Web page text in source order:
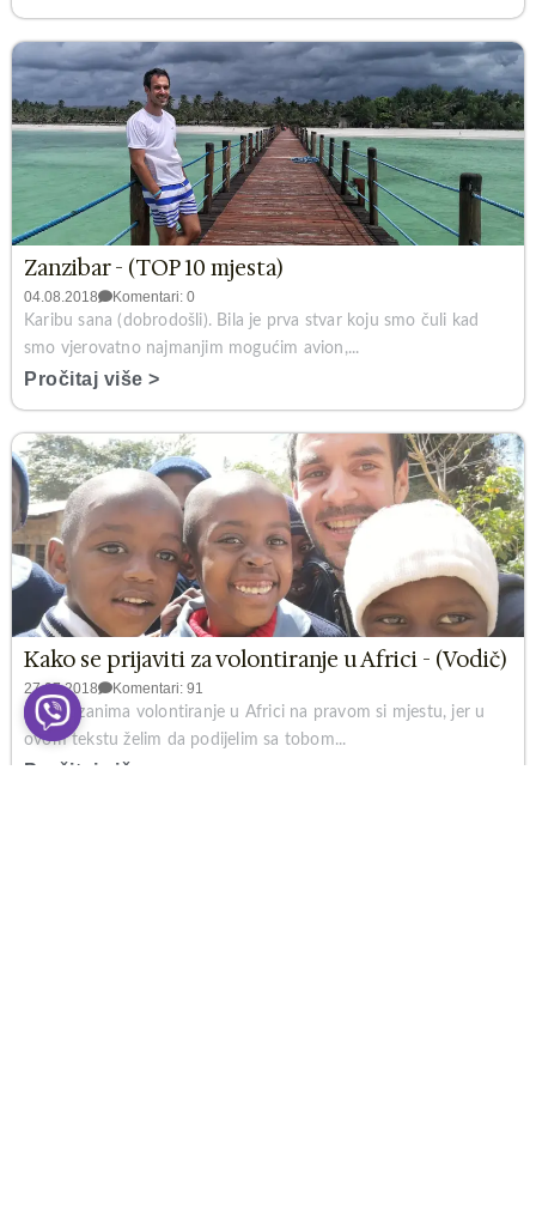
Zanzibar - (TOP 10 mjesta)
04.08.2018
Komentari: 0
Karibu sana (dobrodošli). Bila je prva stvar koju smo čuli kad
smo vjerovatno najmanjim mogućim avion,...
Pročitaj više >
Kako se prijaviti za volontiranje u Africi - (Vodič)
27.07.2018
Komentari: 91
Ako te zanima volontiranje u Africi na pravom si mjestu, jer u
ovom tekstu želim da podijelim sa tobom...
Pročitaj više >